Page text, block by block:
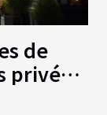
de
privées